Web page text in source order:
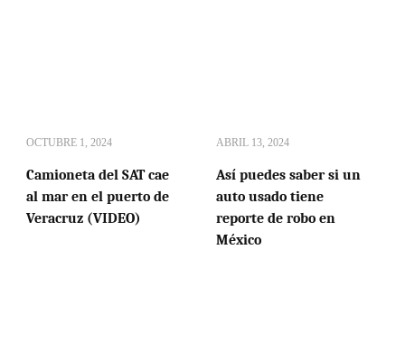
OCTUBRE 1, 2024
Camioneta del SAT cae
al mar en el puerto de
Veracruz (VIDEO)
ABRIL 13, 2024
Así puedes saber si un
auto usado tiene
reporte de robo en
México